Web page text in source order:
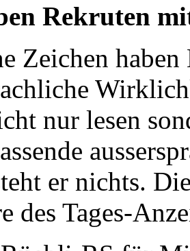
Rekruten
Zeichen
nur lesen
er nichts.
des Tages-